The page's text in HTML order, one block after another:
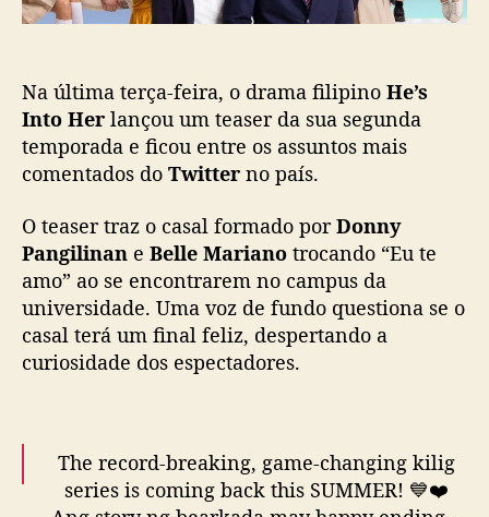
a
f
i
l
i
n
d
o
m
s
s
u
Na última terça-feira, o drama filipino He’s
Into Her lançou um teaser da sua segunda
temporada e ficou entre os assuntos mais
comentados do Twitter no país.
O teaser traz o casal formado porDonny
Pangilinan e Belle Mariano trocando “Eu te
amo” ao se encontrarem no campus da
universidade. Uma voz de fundo questiona se o
casal terá um final feliz, despertando a
curiosidade dos espectadores.
The record-breaking, game-changing kilig
series is coming back this SUMMER! 💙❤️